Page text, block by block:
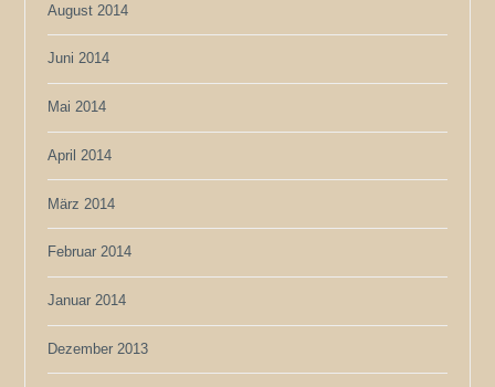
August 2014
Juni 2014
Mai 2014
April 2014
März 2014
Februar 2014
Januar 2014
Dezember 2013